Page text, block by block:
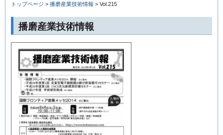
トップページ > 播磨産業技術情報 > Vol.215
播磨産業技術情報